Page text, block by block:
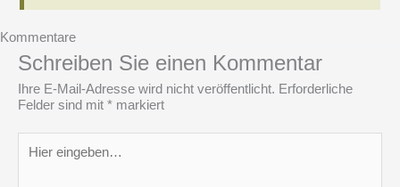
Kommentare
Schreiben Sie einen Kommentar
Ihre E-Mail-Adresse wird nicht veröffentlicht. Erforderliche
Felder sind mit * markiert
eingeben…